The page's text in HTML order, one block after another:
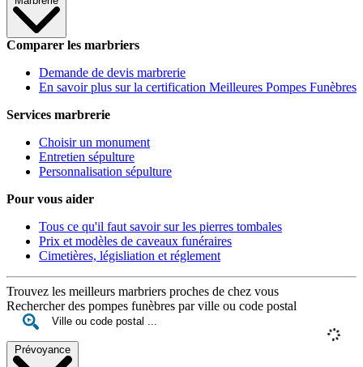
Comparer les marbriers
Demande de devis marbrerie
En savoir plus sur la certification Meilleures Pompes Funèbres
Services marbrerie
Choisir un monument
Entretien sépulture
Personnalisation sépulture
Pour vous aider
Tous ce qu'il faut savoir sur les pierres tombales
Prix et modèles de caveaux funéraires
Cimetières, législiation et réglement
Trouvez les meilleurs marbriers proches de chez vous
Rechercher des pompes funèbres par ville ou code postal
Prévoyance